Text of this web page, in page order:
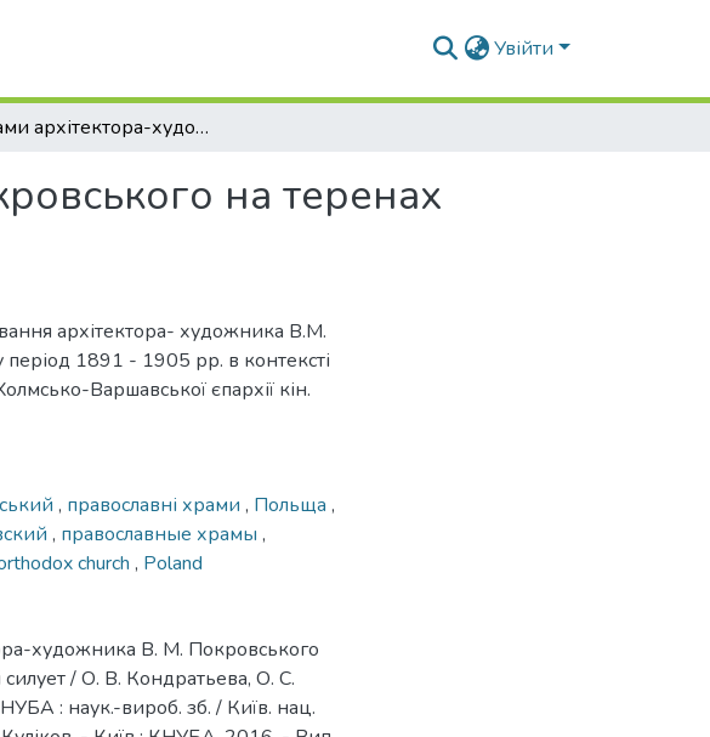
Увійти
Храми архітектора-художника В.М. Покровського на теренах Польщі. Архітектурний силует
на теренах
архітектора- художника В.М.
1891 - 1905 рр. в контексті
Варшавської єпархії кін.
, православні храми , Польща ,
, православные храмы ,
church , Poland
художника В. М. Покровського
/ О. В. Кондратьева, О. С.
: наук.-вироб. зб. / Київ. нац.